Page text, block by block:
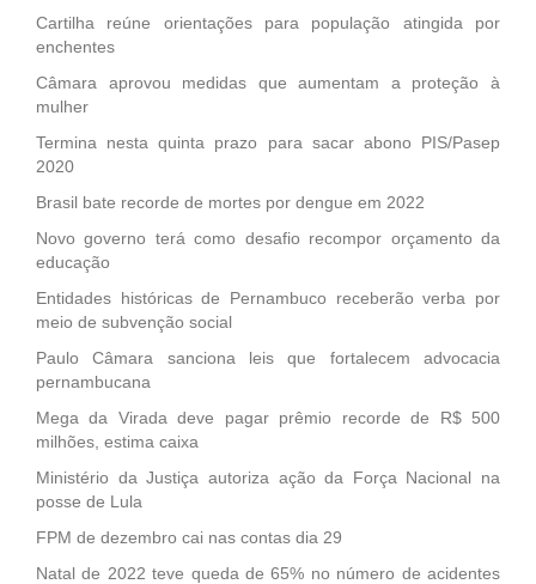
Cartilha reúne orientações para população atingida por
enchentes
Câmara aprovou medidas que aumentam a proteção à
mulher
Termina nesta quinta prazo para sacar abono PIS/Pasep
2020
Brasil bate recorde de mortes por dengue em 2022
Novo governo terá como desafio recompor orçamento da
educação
Entidades históricas de Pernambuco receberão verba por
meio de subvenção social
Paulo Câmara sanciona leis que fortalecem advocacia
pernambucana
Mega da Virada deve pagar prêmio recorde de R$ 500
milhões, estima caixa
Ministério da Justiça autoriza ação da Força Nacional na
posse de Lula
FPM de dezembro cai nas contas dia 29
Natal de 2022 teve queda de 65% no número de acidentes